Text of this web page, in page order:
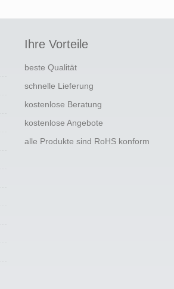
Ihre Vorteile
beste Qualität
schnelle Lieferung
kostenlose Beratung
kostenlose Angebote
alle Produkte sind RoHS konform